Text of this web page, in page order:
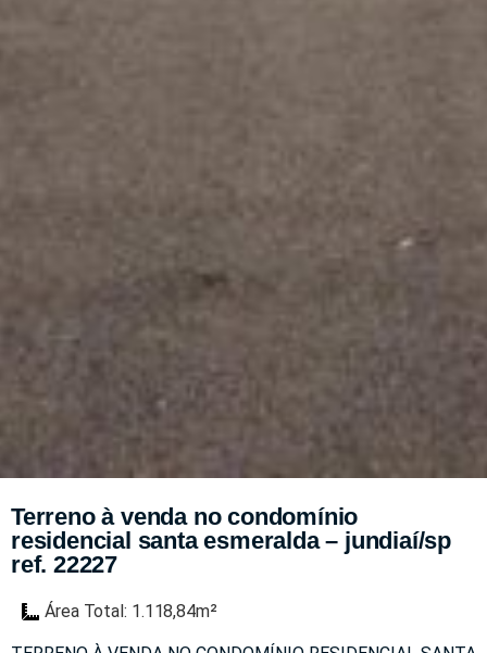
Terreno à venda no condomínio
residencial santa esmeralda – jundiaí/sp
ref. 22227
Área Total: 1.118,84m²